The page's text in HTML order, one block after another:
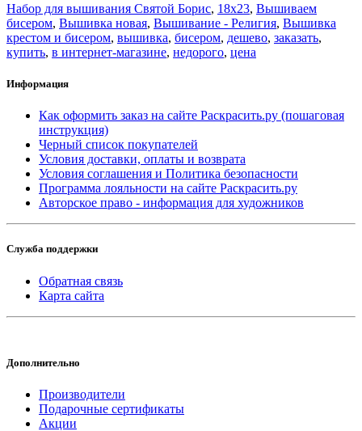
Набор для вышивания Святой Борис, 18x23, Вышиваем
бисером, Вышивка новая, Вышивание - Религия, Вышивка
крестом и бисером, вышивка, бисером, дешево, заказать,
купить, в интернет-магазине, недорого, цена
Информация
Как оформить заказ на сайте Раскрасить.ру (пошаговая
инструкция)
Черный список покупателей
Условия доставки, оплаты и возврата
Условия соглашения и Политика безопасности
Программа лояльности на сайте Раскрасить.ру
Авторское право - информация для художников
Служба поддержки
Обратная связь
Карта сайта
Дополнительно
Производители
Подарочные сертификаты
Акции